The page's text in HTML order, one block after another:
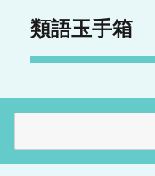
類語玉手箱
索: